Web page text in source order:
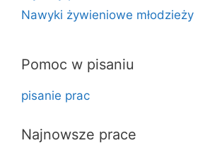
Nawyki żywieniowe młodzieży
Pomoc w pisaniu
pisanie prac
Najnowsze prace